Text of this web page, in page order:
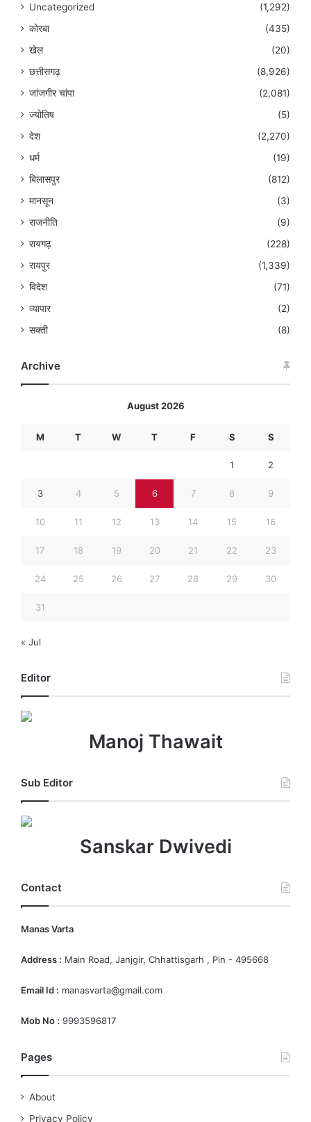
Uncategorized
(1,292)
कोरबा
(435)
खेल
(20)
छत्तीसगढ़
(8,926)
जांजगीर चांपा
(2,081)
ज्योतिष
(5)
देश
(2,270)
धर्म
(19)
बिलासपुर
(812)
मानसून
(3)
राजनीति
(9)
रायगढ़
(228)
रायपुर
(1,339)
विदेश
(71)
व्यापार
(2)
सक्ती
(8)
Archive
August 2026
M T W T F S S
1 2
3 4 5 6 7 8 9
10 11 12 13 14 15 16
17 18 19 20 21 22 23
24 25 26 27 28 29 30
31
« Jul
Editor
Manoj Thawait
Sub Editor
Sanskar Dwivedi
Contact
Manas Varta
Address : Main Road, Janjgir, Chhattisgarh , Pin - 495668
Email Id : manasvarta@gmail.com
Mob No : 9993596817
Pages
About
Privacy Policy